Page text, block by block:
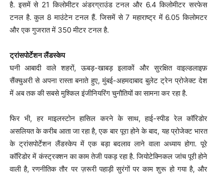
है. इसमें से 21 किलोमीटर अंडरग्राउंड टनल और 6.4 किलोमीटर सरफेस
टनल है. कुल 8 माउंटेन टनल हैं. जिसमें से 7 महाराष्ट्र में 6.05 किलोमटर
और एक गुजरात में 350 मीटर टनल है.
ट्रांसपोर्टेशन लैंडस्केप
घनी आबादी वाले शहरों, ऊबड़-खाबड़ इलाकों और सुरक्षित वाइल्डलाइफ़
सैंक्चुअरी से अपना रास्ता बनाते हुए, मुंबई-अहमदाबाद बुलेट ट्रेन प्रोजेक्ट देश
में अब तक की सबसे मुश्किल इंजीनियरिंग चुनौतियों का सामना कर रहा है.
फिर भी, हर माइलस्टोन हासिल करने के साथ, हाई-स्पीड रेल कॉरिडोर
असलियत के करीब आता जा रहा है, एक बार पूरा होने के बाद, यह प्रोजेक्ट भारत
के ट्रांसपोर्टेशन लैंडस्केप में एक बड़ा बदलाव लाने वाला अध्याय होगा. पूरे
कॉरिडोर में कंस्ट्रक्शन का काम तेजी पकड़ रहा है. जियोटेक्निकल जांच पूरी होने
वाली है, रणनीतिक तौर पर ज़रूरी पहाड़ी सुरंगों पर काम शुरू हो गया है, और